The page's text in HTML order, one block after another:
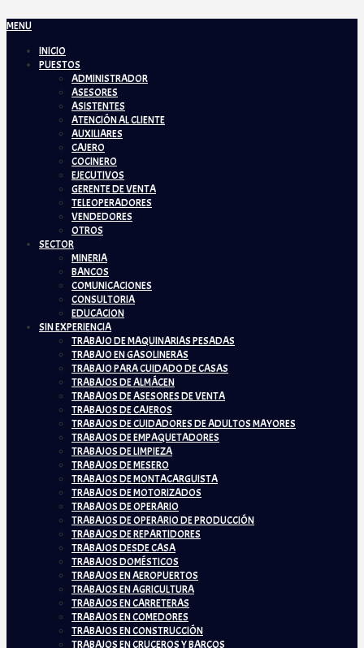
MENU
INICIO
PUESTOS
ADMINISTRADOR
ASESORES
ASISTENTES
ATENCIÓN AL CLIENTE
AUXILIARES
CAJERO
COCINERO
EJECUTIVOS
GERENTE DE VENTA
TELEOPERADORES
VENDEDORES
OTROS
SECTOR
MINERIA
BANCOS
COMUNICACIONES
CONSULTORIA
EDUCACION
SIN EXPERIENCIA
TRABAJO DE MAQUINARIAS PESADAS
TRABAJO EN GASOLINERAS
TRABAJO PARA CUIDADO DE CASAS
TRABAJOS DE ALMÁCEN
TRABAJOS DE ASESORES DE VENTA
TRABAJOS DE CAJEROS
TRABAJOS DE CUIDADORES DE ADULTOS MAYORES
TRABAJOS DE EMPAQUETADORES
TRABAJOS DE LIMPIEZA
TRABAJOS DE MESERO
TRABAJOS DE MONTACARGUISTA
TRABAJOS DE MOTORIZADOS
TRABAJOS DE OPERARIO
TRABAJOS DE OPERARIO DE PRODUCCIÓN
TRABAJOS DE REPARTIDORES
TRABAJOS DESDE CASA
TRABAJOS DOMÉSTICOS
TRABAJOS EN AEROPUERTOS
TRABAJOS EN AGRICULTURA
TRABAJOS EN CARRETERAS
TRABAJOS EN COMEDORES
TRABAJOS EN CONSTRUCCIÓN
TRABAJOS EN CRUCEROS Y BARCOS